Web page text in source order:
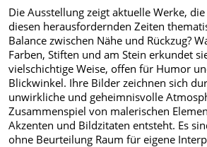
Die Ausstellung zeigt aktuelle Werke,
diesen herausfordernden Zeiten
Balance zwischen Nähe und Rückzug?
Farben, Stiften und am Stein erkundet
vielschichtige Weise, offen für Humor
Blickwinkel. Ihre Bilder zeichnen sich
unwirkliche und geheimnisvolle
Zusammenspiel von malerischen
Akzenten und Bildzitaten entsteht. Es
ohne Beurteilung Raum für eigene